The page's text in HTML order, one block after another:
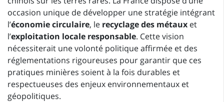
occasion unique de développer une stratégie intégrant
l’économie circulaire, le recyclage des métaux et
l’exploitation locale responsable. Cette vision
nécessiterait une volonté politique affirmée et des
réglementations rigoureuses pour garantir que ces
pratiques minières soient à la fois durables et
respectueuses des enjeux environnementaux et
géopolitiques.